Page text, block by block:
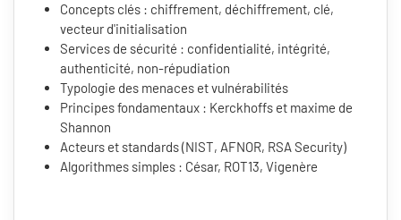
Concepts clés : chiffrement, déchiffrement, clé,
vecteur d'initialisation
Services de sécurité : confidentialité, intégrité,
authenticité, non-répudiation
Typologie des menaces et vulnérabilités
Principes fondamentaux : Kerckhoffs et maxime de
Shannon
Acteurs et standards (NIST, AFNOR, RSA Security)
Algorithmes simples : César, ROT13, Vigenère